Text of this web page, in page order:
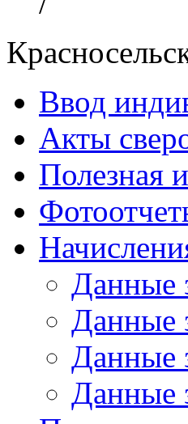
Ввод
Акты
Полезная
Данные
Данные
Данные
Данные